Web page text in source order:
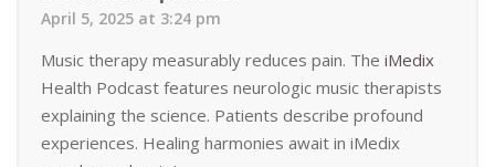
April 5, 2025 at 3:24 pm
Music therapy measurably reduces pain. The iMedix
Health Podcast features neurologic music therapists
explaining the science. Patients describe profound
experiences. Healing harmonies await in iMedix